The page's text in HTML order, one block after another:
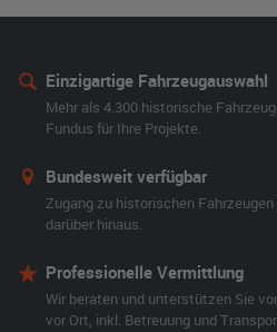
Einzigartige Fahrzeugauswahl
Mehr als 4.300 historische
Fundus für Ihre Projekte.
Bundesweit verfügbar
Zugang zu historischen
darüber hinaus.
Professionelle Vermittlung
Wir beraten und unterstützen Sie
vor Ort, inkl. Betreuung und